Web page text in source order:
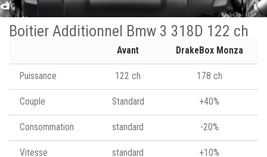
Boitier Additionnel Bmw 3 318D 122 ch
Avant DrakeBox Monza
Puissance 122 ch 178 ch
Couple Standard +40%
Consommation standard -20%
Vitesse standard +10%